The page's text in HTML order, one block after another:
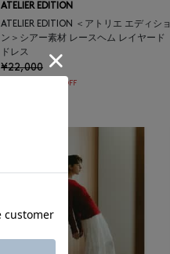
ATELIER EDITION
ATELIER EDITION ＜アトリエ エディショ
ン＞シアー素材 レースヘム レイヤード
ドレス
¥22,000
50% OFF